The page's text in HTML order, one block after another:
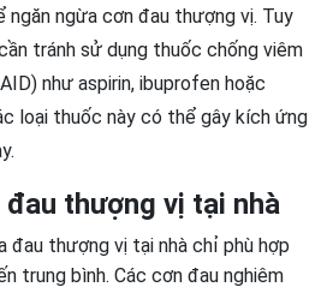
ngăn ngừa cơn đau thượng vị. Tuy
tránh sử dụng thuốc chống viêm
như aspirin, ibuprofen hoặc
loại thuốc này có thể gây kích ứng
thượng vị tại nhà
đau thượng vị tại nhà chỉ phù hợp
trung bình. Các cơn đau nghiêm